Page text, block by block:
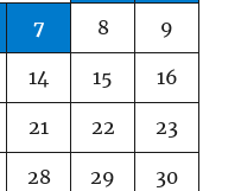
7 8 9
14 15 16
21 22 23
28 29 30